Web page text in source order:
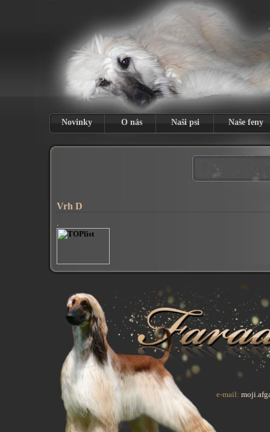
Novinky O nás Naši psi Naše feny
Vrh D
.
e-mail: